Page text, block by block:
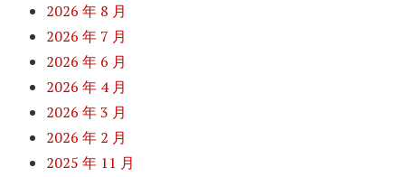
2026 年 8 月
2026 年 7 月
2026 年 6 月
2026 年 4 月
2026 年 3 月
2026 年 2 月
2025 年 11 月